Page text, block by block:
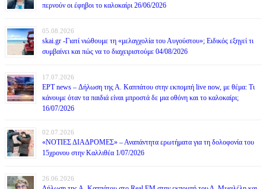
περνούν οι έφηβοι το καλοκαίρι 26/06/2026
05.08.2026
skai.gr -Γιατί νιώθουμε τη «μελαγχολία του Αυγούστου»; Ειδικός εξηγεί τι
συμβαίνει και πώς να το διαχειριστούμε 04/08/2026
17.07.2026
ΕΡΤ news – Δήλωση της Α. Καππάτου στην εκπομπή live now, με θέμα: Τι
κάνουμε όταν τα παιδιά είναι μπροστά δε μια οθόνη και το καλοκαίρι;
16/07/2026
02.07.2026
«ΝΟΤΙΕΣ ΔΙΑΔΡΟΜΕΣ» – Αναπάντητα ερωτήματα για τη δολοφονία του
15χρονου στην Καλλιθέα 1/07/2026
26.06.2026